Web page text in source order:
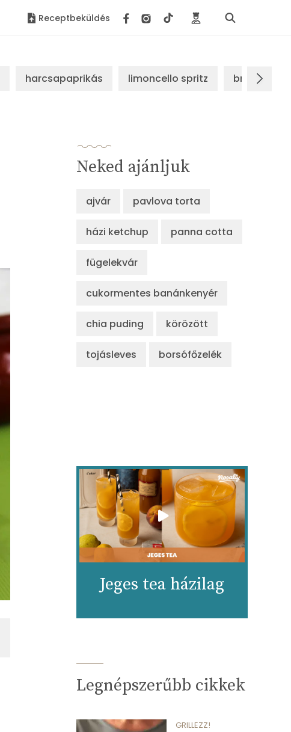
Receptbeküldés
harcsapaprikás limoncello spritz brassói
Neked ajánljuk
ajvár pavlova torta
házi ketchup panna cotta
fügelekvár
cukormentes banánkenyér
chia puding körözött
tojásleves borsófőzelék
Jeges tea házilag
Legnépszerűbb cikkek
GRILLEZZ!